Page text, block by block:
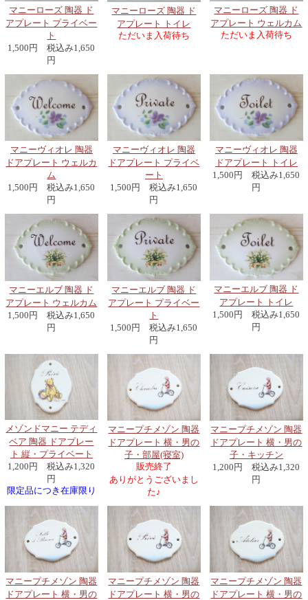
マニーローズ 陶器 ド
アプレート プライベー
ト
1,500円 税込み1,650
円
マニーローズ 陶器 ド
アプレート トイレ
ただいま入荷待ち
マニーローズ 陶器 ド
アプレート ウェルカム
ただいま入荷待ち
マニーヴィオレ 陶器
ドアプレート ウェルカ
ム
1,500円 税込み1,650
円
マニーヴィオレ 陶器
ドアプレート プライベ
ート
1,500円 税込み1,650
円
マニーヴィオレ 陶器
ドアプレート トイレ
1,500円 税込み1,650
円
マニーエルブ 陶器 ド
アプレート ウェルカム
1,500円 税込み1,650
円
マニーエルブ 陶器 ド
アプレート プライベー
ト
1,500円 税込み1,650
円
マニーエルブ 陶器 ド
アプレート トイレ
1,500円 税込み1,650
円
メゾンドマニー テディ
ベア 陶器 ドアプレー
ト 縦・プライベート
1,200円 税込み1,320
円
限定品につき在庫限り
マニープチメゾン 陶器
ドアプレート 横・男の
子・部屋(寝室)
販売終了
ありがとうございまし
た♪
マニープチメゾン 陶器
ドアプレート 横・男の
子・キッチン
1,200円 税込み1,320
円
マニープチメゾン 陶器
ドアプレート 横・男の
マニープチメゾン 陶器
ドアプレート 横・男の
マニープチメゾン 陶器
ドアプレート 横・男の